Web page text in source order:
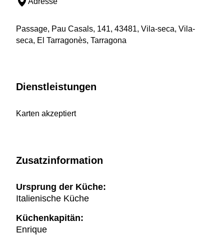
Passage, Pau Casals, 141, 43481, Vila-seca, Vila-
seca, El Tarragonès, Tarragona
Dienstleistungen
Karten akzeptiert
Zusatzinformation
Ursprung der Küche:
Italienische Küche
Küchenkapitän:
Enrique